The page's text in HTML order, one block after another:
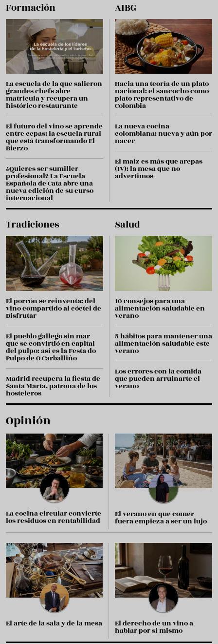
Formación
La escuela de la que salieron
grandes chefs abre
matrícula y recupera un
histórico restaurante
El futuro del vino se aprende
entre cepas: la escuela rural
que está transformando El
Bierzo
¿Quieres ser sumiller
profesional? La Escuela
Española de Cata abre una
nueva edición de su curso
internacional
AIBG
Hacia una teoría de un plato
nacional: el sancocho como
plato representativo de
Colombia
La nueva cocina
colombiana: nueva y aún por
nacer
El maíz es más que arepas
(IV): la mesa que no
advertimos
Tradiciones
El porrón se reinventa: del
vino compartido al cóctel de
Disfrutar
El pueblo gallego sin mar
que se convirtió en capital
del pulpo: así es la Festa do
Pulpo de O Carballiño
Madrid recupera la fiesta de
Santa Marta, patrona de los
hosteleros
Salud
10 consejos para una
alimentación saludable en
verano
5 hábitos para mantener una
alimentación saludable este
verano
Los errores con la comida
que pueden arruinarte el
verano
Opinión
La cocina circular convierte
los residuos en rentabilidad
El verano en que comer
fuera empieza a ser un lujo
El arte de la sala y de la mesa El derecho de un vino a
hablar por sí mismo